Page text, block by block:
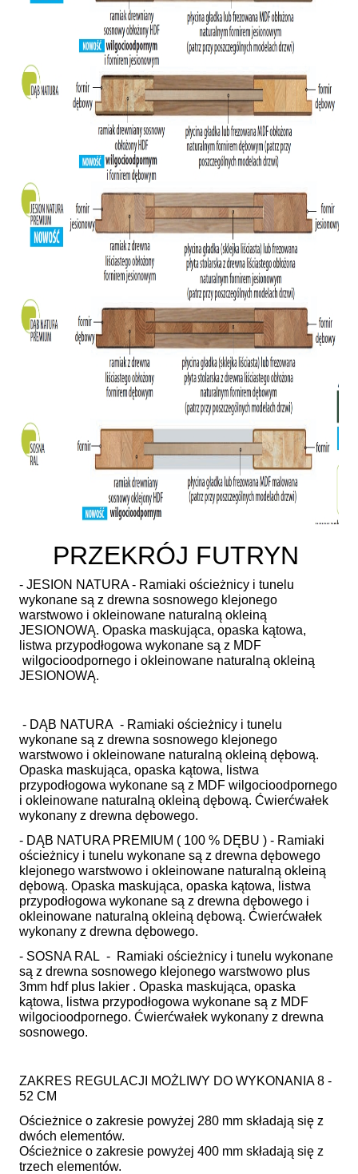
PRZEKRÓJ FUTRYN
- JESION NATURA - Ramiaki ościeżnicy i tunelu
wykonane są z drewna sosnowego klejonego
warstwowo i okleinowane naturalną okleiną
JESIONOWĄ. Opaska maskująca, opaska kątowa,
listwa przypodłogowa wykonane są z MDF
wilgocioodpornego i okleinowane naturalną okleiną
JESIONOWĄ.
- DĄB NATURA - Ramiaki ościeżnicy i tunelu
wykonane są z drewna sosnowego klejonego
warstwowo i okleinowane naturalną okleiną dębową.
Opaska maskująca, opaska kątowa, listwa
przypodłogowa wykonane są z MDF wilgocioodpornego
i okleinowane naturalną okleiną dębową. Ćwierćwałek
wykonany z drewna dębowego.
- DĄB NATURA PREMIUM ( 100 % DĘBU ) - Ramiaki
ościeżnicy i tunelu wykonane są z drewna dębowego
klejonego warstwowo i okleinowane naturalną okleiną
dębową. Opaska maskująca, opaska kątowa, listwa
przypodłogowa wykonane są z drewna dębowego i
okleinowane naturalną okleiną dębową. Ćwierćwałek
wykonany z drewna dębowego.
- SOSNA RAL - Ramiaki ościeżnicy i tunelu wykonane
są z drewna sosnowego klejonego warstwowo plus
3mm hdf plus lakier . Opaska maskująca, opaska
kątowa, listwa przypodłogowa wykonane są z MDF
wilgocioodpornego. Ćwierćwałek wykonany z drewna
sosnowego.
ZAKRES REGULACJI MOŻLIWY DO WYKONANIA 8 -
52 CM
Ościeżnice o zakresie powyżej 280 mm składają się z
dwóch elementów.
Ościeżnice o zakresie powyżej 400 mm składają się z
trzech elementów.